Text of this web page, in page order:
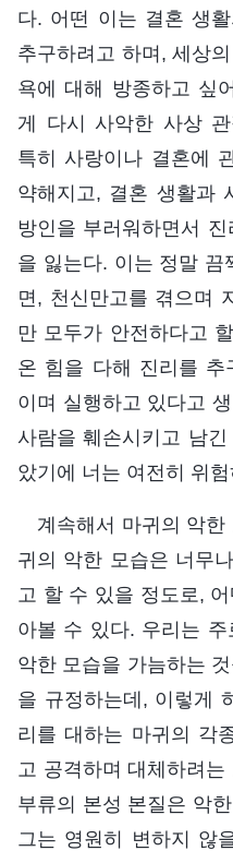
다. 어떤 이는 결혼 생
추구하려고 하며, 세상
욕에 대해 방종하고 싶
게 다시 사악한 사상
특히 사랑이나 결혼에
약해지고, 결혼 생활과
방인을 부러워하면서
을 잃는다. 이는 정말 끔
면, 천신만고를 겪으며
만 모두가 안전하다고
온 힘을 다해 진리를 추
이며 실행하고 있다고
사람을 훼손시키고 남
았기에 너는 여전히 위
계속해서 마귀의 악
귀의 악한 모습은 너무
고 할 수 있을 정도로,
아볼 수 있다. 우리는
악한 모습을 가늠하는
을 규정하는데, 이렇게
리를 대하는 마귀의 각
고 공격하며 대체하려
부류의 본성 본질은 악
그는 영원히 변하지 않